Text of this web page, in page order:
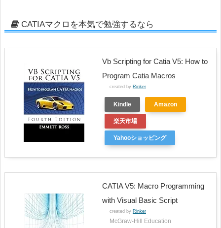
CATIAマクロを本気で勉強するなら
Vb Scripting for Catia V5: How to
Program Catia Macros
created by Rinker
Kindle Amazon
楽天市場
Yahooショッピング
CATIA V5: Macro Programming
with Visual Basic Script
created by Rinker
McGraw-Hill Education